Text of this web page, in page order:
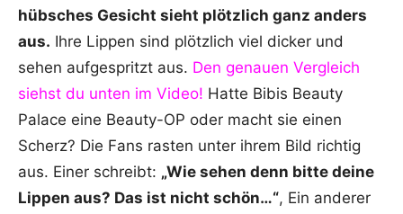
hübsches Gesicht sieht plötzlich ganz anders
aus. Ihre Lippen sind plötzlich viel dicker und
sehen aufgespritzt aus. Den genauen Vergleich
siehst du unten im Video! Hatte Bibis Beauty
Palace eine Beauty-OP oder macht sie einen
Scherz? Die Fans rasten unter ihrem Bild richtig
aus. Einer schreibt: „Wie sehen denn bitte deine
Lippen aus? Das ist nicht schön…“, Ein anderer